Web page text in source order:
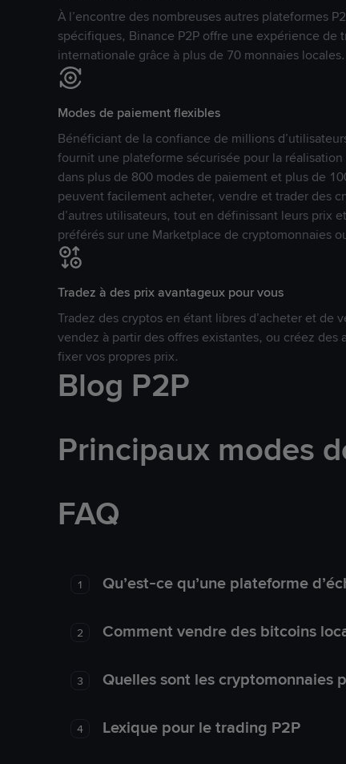
À l’encontre des nombreuses autres plateformes
spécifiques, Binance P2P offre une expérience de
internationale grâce à plus de 70 monnaies locales.
Modes de paiement flexibles
Bénéficiant de la confiance de millions
fournit une plateforme sécurisée pour la réalisation
dans plus de 800 modes de paiement et plus de
peuvent facilement acheter, vendre et trader des
d’autres utilisateurs, tout en définissant leurs prix
préférés sur une Marketplace de cryptomonnaies
Tradez à des prix avantageux pour vous
Tradez des cryptos en étant libres d’acheter et de
vendez à partir des offres existantes, ou créez des
fixer vos propres prix.
Blog P2P
Principaux modes
FAQ
1 Qu’est-ce qu’une plateforme
2 Comment vendre des bitcoins
3 Quelles sont les cryptomonnaies
4 Lexique pour le trading P2P